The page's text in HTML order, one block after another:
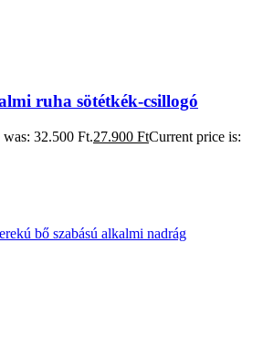
ruha sötétkék-csillogó
32.500 Ft.27.900 FtCurrent price is: